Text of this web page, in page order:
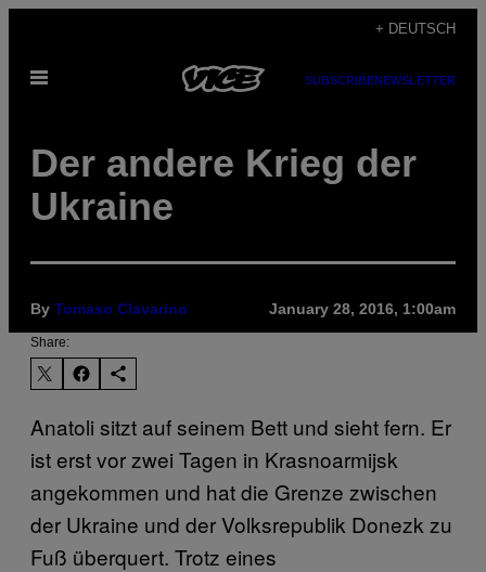
content
+ DEUTSCH
Open
SUBSCRIBENEWSLETTER
Der andere Krieg der
Ukraine
By Tomaso Clavarino January 28, 2016, 1:00am
Share:
Anatoli sitzt auf seinem Bett und sieht fern. Er
ist erst vor zwei Tagen in Krasnoarmijsk
angekommen und hat die Grenze zwischen
der Ukraine und der Volksrepublik Donezk zu
Fuß überquert. Trotz eines